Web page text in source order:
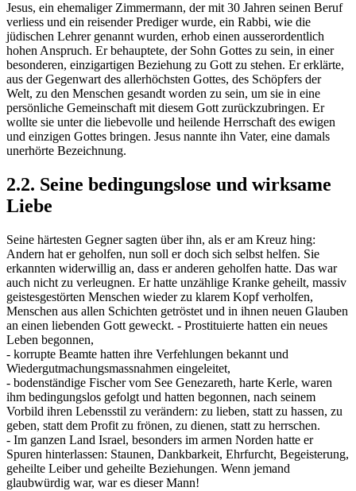
Jesus, ein ehemaliger Zimmermann, der mit 30 Jahren seinen Beruf
verliess und ein reisender Prediger wurde, ein Rabbi, wie die
jüdischen Lehrer genannt wurden, erhob einen ausserordentlich
hohen Anspruch. Er behauptete, der Sohn Gottes zu sein, in einer
besonderen, einzigartigen Beziehung zu Gott zu stehen. Er erklärte,
aus der Gegenwart des allerhöchsten Gottes, des Schöpfers der
Welt, zu den Menschen gesandt worden zu sein, um sie in eine
persönliche Gemeinschaft mit diesem Gott zurückzubringen. Er
wollte sie unter die liebevolle und heilende Herrschaft des ewigen
und einzigen Gottes bringen. Jesus nannte ihn Vater, eine damals
unerhörte Bezeichnung.
2.2. Seine bedingungslose und wirksame
Liebe
Seine härtesten Gegner sagten über ihn, als er am Kreuz hing:
Andern hat er geholfen, nun soll er doch sich selbst helfen. Sie
erkannten widerwillig an, dass er anderen geholfen hatte. Das war
auch nicht zu verleugnen. Er hatte unzählige Kranke geheilt, massiv
geistesgestörten Menschen wieder zu klarem Kopf verholfen,
Menschen aus allen Schichten getröstet und in ihnen neuen Glauben
an einen liebenden Gott geweckt. - Prostituierte hatten ein neues
Leben begonnen,
- korrupte Beamte hatten ihre Verfehlungen bekannt und
Wiedergutmachungsmassnahmen eingeleitet,
- bodenständige Fischer vom See Genezareth, harte Kerle, waren
ihm bedingungslos gefolgt und hatten begonnen, nach seinem
Vorbild ihren Lebensstil zu verändern: zu lieben, statt zu hassen, zu
geben, statt dem Profit zu frönen, zu dienen, statt zu herrschen.
- Im ganzen Land Israel, besonders im armen Norden hatte er
Spuren hinterlassen: Staunen, Dankbarkeit, Ehrfurcht, Begeisterung,
geheilte Leiber und geheilte Beziehungen. Wenn jemand
glaubwürdig war, war es dieser Mann!